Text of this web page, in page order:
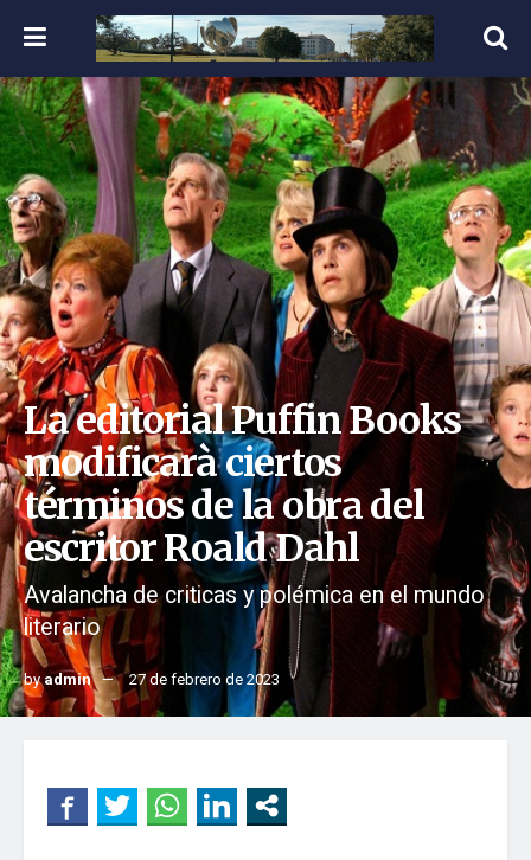
La editorial Puffin Books
modificarà ciertos
términos de la obra del
escritor Roald Dahl
Avalancha de criticas y polémica en el mundo
literario
by admin 27 de febrero de 2023